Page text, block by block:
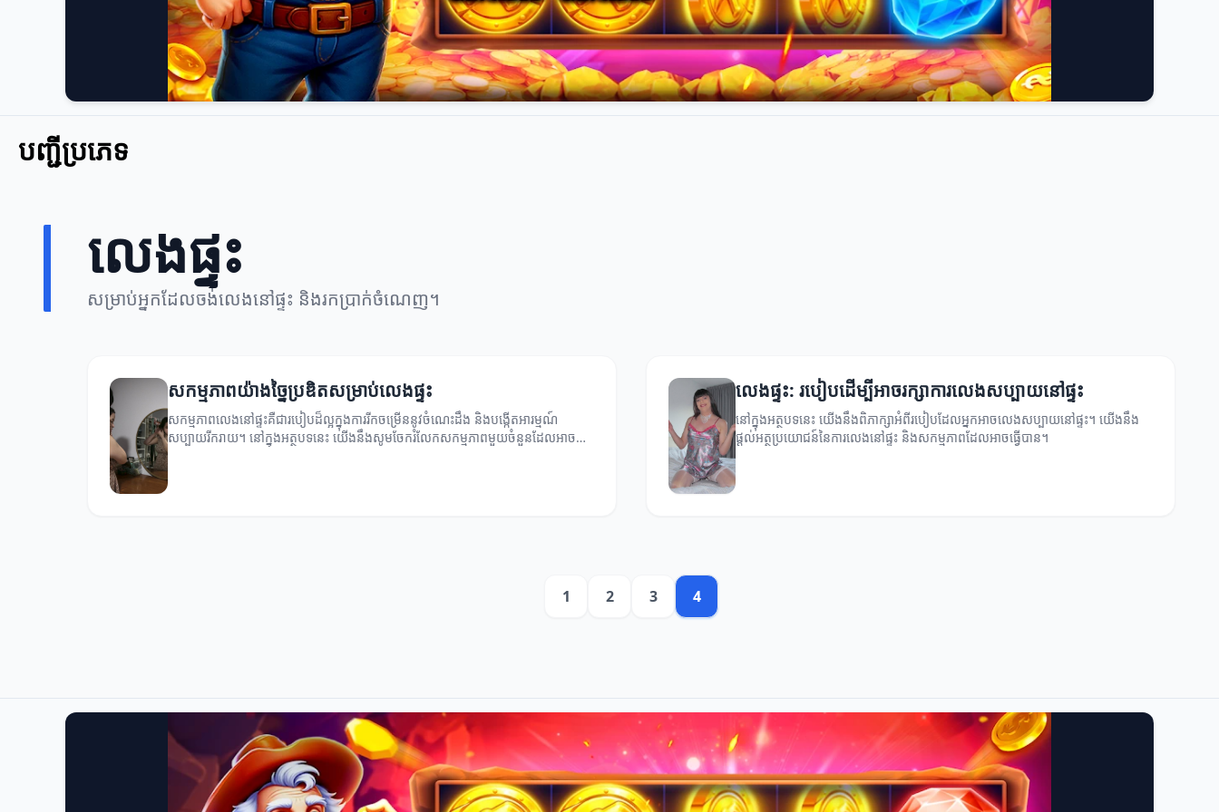
បញ្ជីប្រភេទ
លេងផ្ទះ
សម្រាប់អ្នកដែលចង់លេងនៅផ្ទះ និងរកប្រាក់ចំណេញ។
សកម្មភាពយ៉ាងច្នៃប្រឌិតសម្រាប់លេងផ្ទះ
សកម្មភាពលេងនៅផ្ទះគឺជារបៀបដ៏ល្អក្នុងការរីកចម្រើននូវចំណេះដឹង និងបង្កើតអារម្មណ៍
សប្បាយរីករាយ។ នៅក្នុងអត្ថបទនេះ យើងនឹងសូមចែករំលែកសកម្មភាពមួយចំនួនដែលអាចធ្វើ
លេងផ្ទះ: របៀបដើម្បីអាចរក្សាការលេងសប្បាយនៅផ្ទះ
នៅក្នុងអត្ថបទនេះ យើងនឹងពិភាក្សាអំពីរបៀបដែលអ្នកអាចលេងសប្បាយនៅផ្ទះ។ យើងនឹង
ផ្តល់អត្ថប្រយោជន៍នៃការលេងនៅផ្ទះ និងសកម្មភាពដែលអាចធ្វើបាន។
1 2 3 4